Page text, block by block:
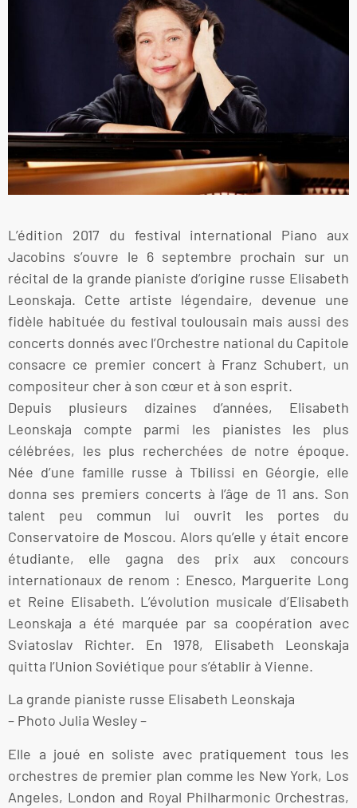
L’édition 2017 du festival international Piano aux
Jacobins s’ouvre le 6 septembre prochain sur un
récital de la grande pianiste d’origine russe Elisabeth
Leonskaja. Cette artiste légendaire, devenue une
fidèle habituée du festival toulousain mais aussi des
concerts donnés avec l’Orchestre national du Capitole
consacre ce premier concert à Franz Schubert, un
compositeur cher à son cœur et à son esprit.
Depuis plusieurs dizaines d’années, Elisabeth
Leonskaja compte parmi les pianistes les plus
célébrées, les plus recherchées de notre époque.
Née d’une famille russe à Tbilissi en Géorgie, elle
donna ses premiers concerts à l’âge de 11 ans. Son
talent peu commun lui ouvrit les portes du
Conservatoire de Moscou. Alors qu’elle y était encore
étudiante, elle gagna des prix aux concours
internationaux de renom : Enesco, Marguerite Long
et Reine Elisabeth. L’évolution musicale d’Elisabeth
Leonskaja a été marquée par sa coopération avec
Sviatoslav Richter. En 1978, Elisabeth Leonskaja
quitta l’Union Soviétique pour s’établir à Vienne.
La grande pianiste russe Elisabeth Leonskaja
– Photo Julia Wesley –
Elle a joué en soliste avec pratiquement tous les
orchestres de premier plan comme les New York, Los
Angeles, London and Royal Philharmonic Orchestras,